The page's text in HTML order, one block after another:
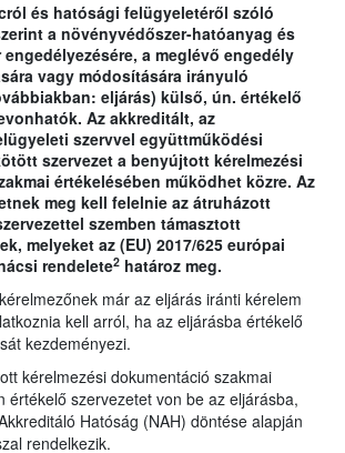
és hatósági felügyeletéről szóló
a növényvédőszer-hatóanyag és
a meglévő engedély
vagy módosítására irányuló
eljárás) külső, ún. értékelő
Az akkreditált, az
szervvel együttműködési
szervezet a benyújtott kérelmezési
értékelésében működhet közre. Az
meg kell felelnie az átruházott
szemben támasztott
melyeket az (EU) 2017/625 európai
rendelete2 határoz meg.
már az eljárás iránti kérelem
kell arról, ha az eljárásba értékelő
kezdeményezi.
kérelmezési dokumentáció szakmai
értékelő szervezetet von be az eljárásba,
Hatóság (NAH) döntése alapján
rendelkezik.